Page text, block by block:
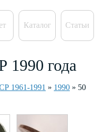
Каталог Статьи
1990 года
1961-1991 » 1990 » 50